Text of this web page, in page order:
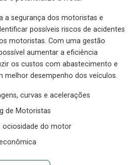
a segurança dos motoristas e
possíveis riscos de acidentes
motoristas. Com uma gestão
aumentar a eficiência
os custos com abastecimento e
melhor desempenho dos veículos.
curvas e acelerações
de Motoristas
ociosidade do motor